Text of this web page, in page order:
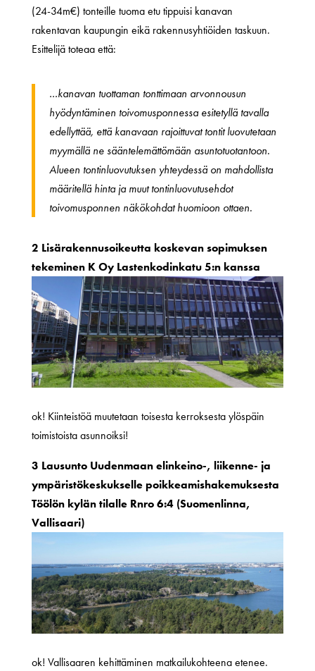
(24-34m€) tonteille tuoma etu tippuisi kanavan
rakentavan kaupungin eikä rakennusyhtiöiden taskuun.
Esittelijä toteaa että:
…kanavan tuottaman tonttimaan arvonnousun
hyödyntäminen toivomusponnessa esitetyllä tavalla
edellyttää, että kanavaan rajoittuvat tontit luovutetaan
myymällä ne sääntelemättömään asuntotuotantoon.
Alueen tontinluovutuksen yhteydessä on mahdollista
määritellä hinta ja muut tontinluovutusehdot
toivomusponnen näkökohdat huomioon ottaen.
2 Lisärakennusoikeutta koskevan sopimuksen
tekeminen K Oy Lastenkodinkatu 5:n kanssa
ok! Kiinteistöä muutetaan toisesta kerroksesta ylöspäin
toimistoista asunnoiksi!
3 Lausunto Uudenmaan elinkeino-, liikenne- ja
ympäristökeskukselle poikkeamishakemuksesta
Töölön kylän tilalle Rnro 6:4 (Suomenlinna,
Vallisaari)
ok! Vallisaaren kehittäminen matkailukohteena etenee.